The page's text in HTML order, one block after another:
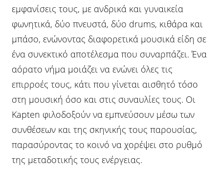
εμφανίσεις τους, με ανδρικά και γυναικεία
φωνητικά, δύο πνευστά, δύο drums, κιθάρα και
μπάσο, ενώνοντας διαφορετικά μουσικά είδη σε
ένα συνεκτικό αποτέλεσμα που συναρπάζει. Ένα
αόρατο νήμα μοιάζει να ενώνει όλες τις
επιρροές τους, κάτι που γίνεται αισθητό τόσο
στη μουσική όσο και στις συναυλίες τους. Οι
Kapten φιλοδοξούν να εμπνεύσουν μέσω των
συνθέσεων και της σκηνικής τους παρουσίας,
παρασύροντας το κοινό να χορέψει στο ρυθμό
της μεταδοτικής τους ενέργειας.